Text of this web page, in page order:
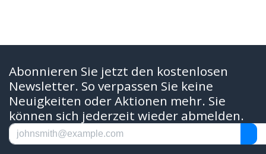
Abonnieren Sie jetzt den kostenlosen
Newsletter. So verpassen Sie keine
Neuigkeiten oder Aktionen mehr. Sie
können sich jederzeit wieder abmelden.